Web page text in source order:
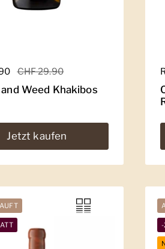
Preis
Sale-Preis
CHF 29.90
Weed Khakibos
Jetzt kaufen
-